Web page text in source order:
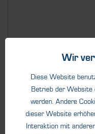
Wir
Diese Website
Betrieb der
werden. Andere
dieser Website
Interaktion mit